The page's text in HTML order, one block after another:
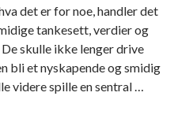
det er for noe, handler det
tankesett, verdier og
skulle ikke lenger drive
bli et nyskapende og smidig
videre spille en sentral …